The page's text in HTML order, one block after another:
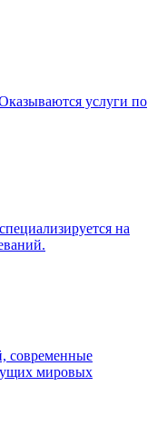
услуги по
на
современные
мировых